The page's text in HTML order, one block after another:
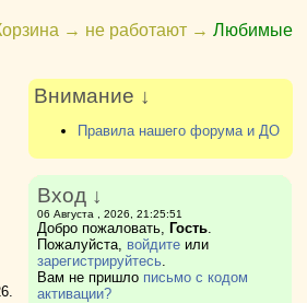
→ не работают → Любимые
Внимание ↓
Правила нашего форума и ДО
Вход ↓
06 Августа , 2026, 21:25:51
Добро пожаловать, Гость.
Пожалуйста, войдитеили
зарегистрируйтесь.
Вам не пришло письмо с кодом
активации?